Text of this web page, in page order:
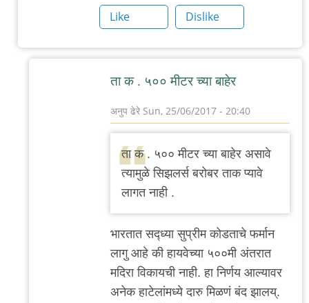
Like
Dislike
ता क . ५०० मीटर च्या बाहेर
अनुप ढेरे Sun, 25/06/2017 - 20:40
In
reply
to
ता क . ५०० मीटर च्या बाहेर असावे
त्यामुळे सिझलर्स बरोबर ताक प्यावे
लागत नाही .
भार‌तात‌ स‌द्ध्या सुप्रीम‌ कोड‌ताचे फ‌र्मान
लागु आहे की हाय‌वेच्या ५००मी अंत‌रात
म‌दिरा विकाय‌ची नाही. हा निर्णय आल्याव‌र
अनेक हाटेलांम‌ध्ये दारु मिळ‌ण‌ं ब‌ंद‌ झाल‌य्.